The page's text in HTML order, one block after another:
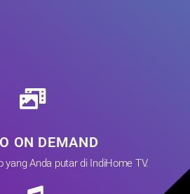
ON DEMAND
yang Anda putar di IndiHome TV.